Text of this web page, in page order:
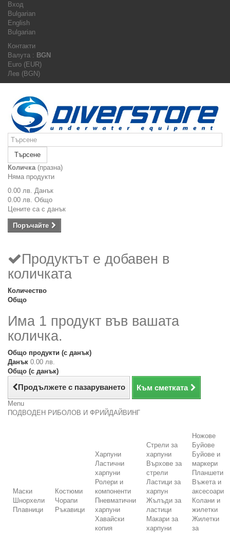
Вход
Bulgarian
English
Bulgarian
Контакти
Валута : BGN
Euro (EUR)
Лев (BGN)
Търсене
Количка (празна)
Няма продукти
0.00 лв. Данък
0.00 лв. Общо
Цените са с данък
Поръчайте
Продуктът е добавен в
количката
Количество
Общо
Има 1 продукт във вашата
количка.
Общо продукти (с данък)
Данък 0.00 лв.
Общо (с данък)
Продължете с пазаруването Към сметката
Menu
ПОДВОДЕН РИБОЛОВ И ФРИЙДАЙВИНГ
Маски
Шнорхели
Плавници
Костюми
Чорапи
Ръкавици
Харпуни
Ластични
харпуни
Ролери и
компоненти
Пневматични
харпуни
Хавайски
копия
Стрели за
харпуни
Върхове за
стрели
Ластици за
харпун
Жълъди за
ластици
Макари за
харпуни
Ножове
Буйове
Буйове и
маркери
Планшети
Въжета и
аксесоари
Колани и
жилетки
Жилетки
за